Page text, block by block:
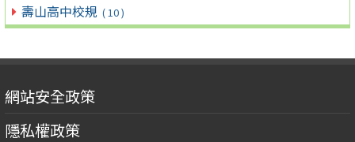
壽山高中校規 ( 10 )
網站安全政策
隱私權政策